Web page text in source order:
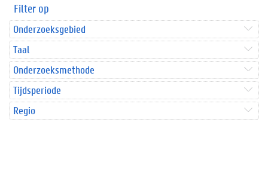
Filter op
Onderzoeksgebied
Taal
Onderzoeksmethode
Tijdsperiode
Regio